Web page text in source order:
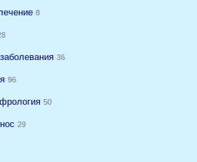
8
36
96
50
29